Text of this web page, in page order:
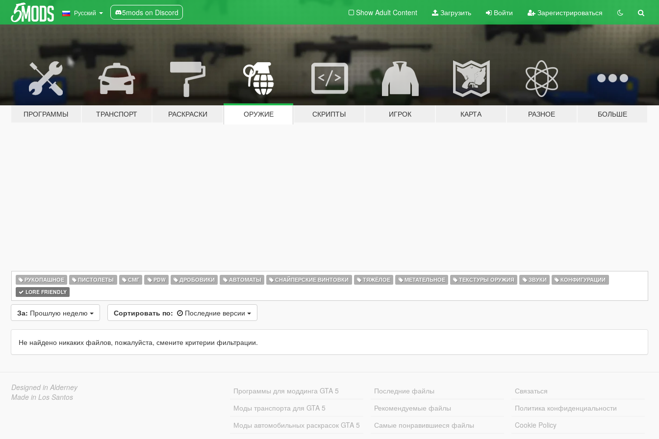
Русский 5mods on Discord Show Adult Content Загрузить Войти Зарегистрироваться
ПРОГРАММЫ ТРАНСПОРТ РАСКРАСКИ ОРУЖИЕ СКРИПТЫ ИГРОК КАРТА РАЗНОЕ БОЛЬШЕ
РУКОПАШНОЕ ПИСТОЛЕТЫ СМГ PDW ДРОБОВИКИ АВТОМАТЫ СНАЙПЕРСКИЕ ВИНТОВКИ ТЯЖЁЛОЕ МЕТАТЕЛЬНОЕ ТЕКСТУРЫ ОРУЖИЯ ЗВУКИ
КОНФИГУРАЦИИ
LORE FRIENDLY
За: Прошлую неделю Сортировать по: Последние версии
Не найдено никаких файлов, пожалуйста, смените критерии фильтрации.
Designed in Alderney
Made in Los Santos
Программы для моддинга GTA 5
Моды транспорта для GTA 5
Моды автомобильных раскрасок GTA 5
Последние файлы
Рекомендуемые файлы
Самые понравившиеся файлы
Связаться
Политика конфиденциальности
Cookie Policy